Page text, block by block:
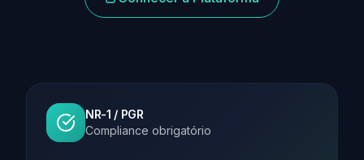
NR-1 / PGR
Compliance obrigatório